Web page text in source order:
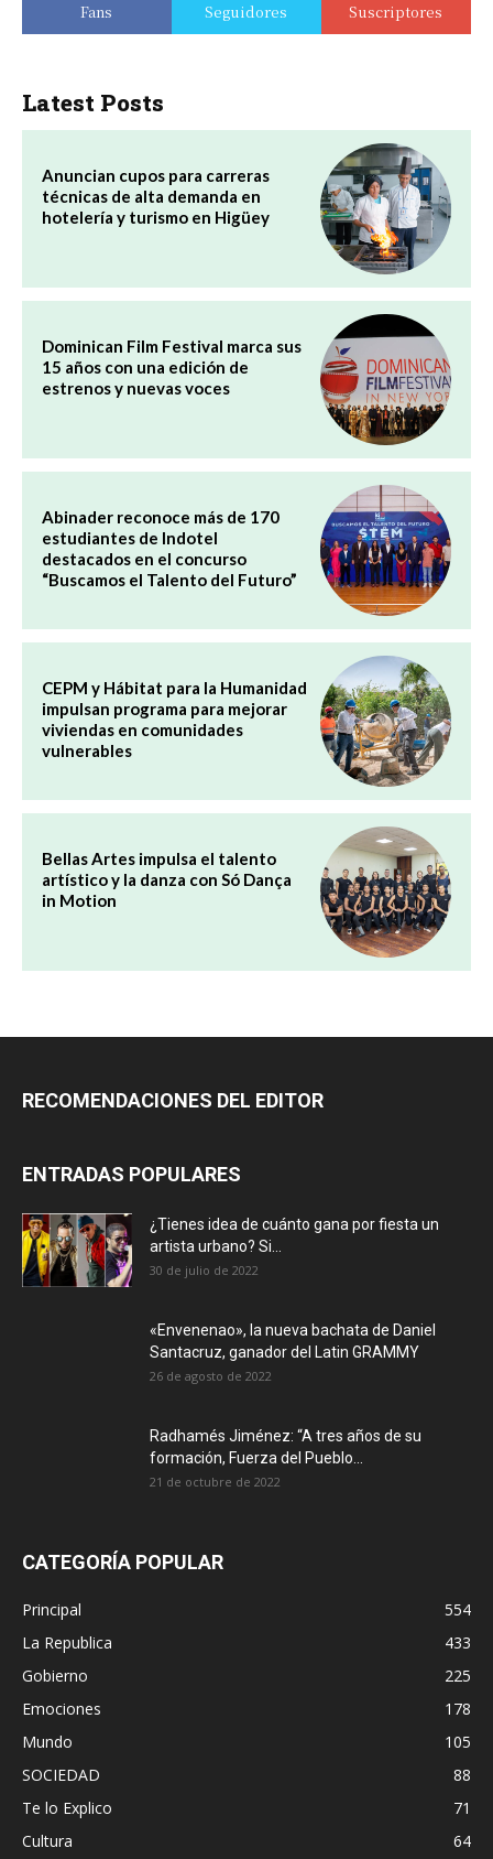
Fans Seguidores Suscriptores
Latest Posts
Anuncian cupos para carreras
técnicas de alta demanda en
hotelería y turismo en Higüey
Dominican Film Festival marca sus
15 años con una edición de
estrenos y nuevas voces
Abinader reconoce más de 170
estudiantes de Indotel
destacados en el concurso
“Buscamos el Talento del Futuro”
CEPM y Hábitat para la Humanidad
impulsan programa para mejorar
viviendas en comunidades
vulnerables
Bellas Artes impulsa el talento
artístico y la danza con Só Dança
in Motion
RECOMENDACIONES DEL EDITOR
ENTRADAS POPULARES
¿Tienes idea de cuánto gana por fiesta un
artista urbano? Si...
30 de julio de 2022
«Envenenao», la nueva bachata de Daniel
Santacruz, ganador del Latin GRAMMY
26 de agosto de 2022
Radhamés Jiménez: “A tres años de su
formación, Fuerza del Pueblo...
21 de octubre de 2022
CATEGORÍA POPULAR
Principal
554
La Republica
433
Gobierno
225
Emociones
178
Mundo
105
SOCIEDAD
88
Te lo Explico
71
Cultura
64